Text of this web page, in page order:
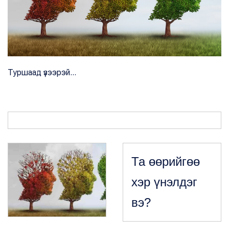
Туршаад үзээрэй...
Та өөрийгөө
хэр үнэлдэг
вэ?